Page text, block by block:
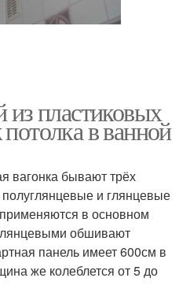
из пластиковых
в ванной
вагонка бывают трёх
и глянцевые
в основном
обшивают
панель имеет 600см в
же колеблется от 5 до